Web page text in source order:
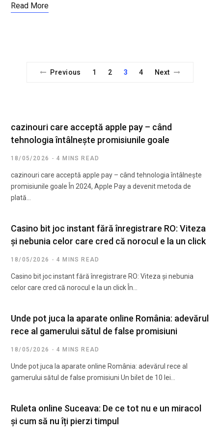
Read More
Previous 1 2 3 4 Next
cazinouri care acceptă apple pay – când
tehnologia întâlnește promisiunile goale
18/05/2026 4 MINS READ
cazinouri care acceptă apple pay – când tehnologia întâlnește
promisiunile goale În 2024, Apple Pay a devenit metoda de
plată…
Casino bit joc instant fără înregistrare RO: Viteza
și nebunia celor care cred că norocul e la un click
18/05/2026 4 MINS READ
Casino bit joc instant fără înregistrare RO: Viteza și nebunia
celor care cred că norocul e la un click În…
Unde pot juca la aparate online România: adevărul
rece al gamerului sătul de false promisiuni
18/05/2026 4 MINS READ
Unde pot juca la aparate online România: adevărul rece al
gamerului sătul de false promisiuni Un bilet de 10 lei…
Ruleta online Suceava: De ce tot nu e un miracol
și cum să nu îți pierzi timpul